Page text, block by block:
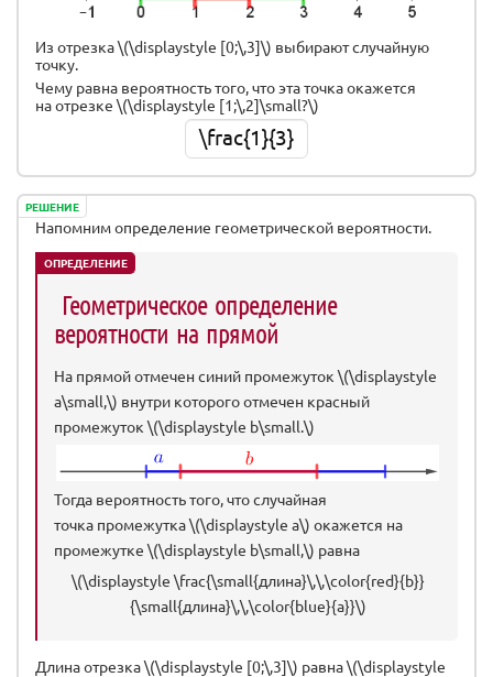
Из отрезка \(\displaystyle [0;\,3]\) выбирают случайную
точку.
Чему равна вероятность того, что эта точка окажется
на отрезке \(\displaystyle [1;\,2]\small?\)
\frac{1}{3}
РЕШЕНИЕ
Напомним определение геометрической вероятности.
ОПРЕДЕЛЕНИЕ
Геометрическое определение
вероятности на прямой
На прямой отмечен синий промежуток \(\displaystyle
a\small,\) внутри которого отмечен красный
промежуток \(\displaystyle b\small.\)
Тогда вероятность того, что случайная
точка промежутка \(\displaystyle a\) окажется на
промежутке \(\displaystyle b\small,\) равна
\(\displaystyle \frac{\small{длина}\,\,\color{red}{b}}
{\small{длина}\,\,\color{blue}{a}}\)
Длина отрезка \(\displaystyle [0;\,3]\) равна \(\displaystyle